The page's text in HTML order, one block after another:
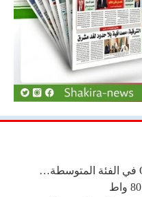
أوبو تطلق Oppo A7 Pro Max في الفئة المتوسطة…